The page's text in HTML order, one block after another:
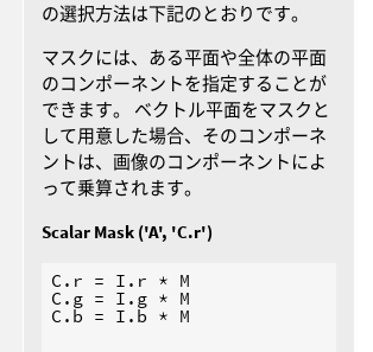
の選択方法は下記のとおりです。
マスクには、ある平面や全体の平面
のコンポーネントを指定することが
できます。 ベクトル平面をマスクと
して用意した場合、そのコンポーネ
ントは、画像のコンポーネントによ
って乗算されます。
Scalar Mask ('A', 'C.r')
C.r = I.r * M
C.g = I.g * M
C.b = I.b * M